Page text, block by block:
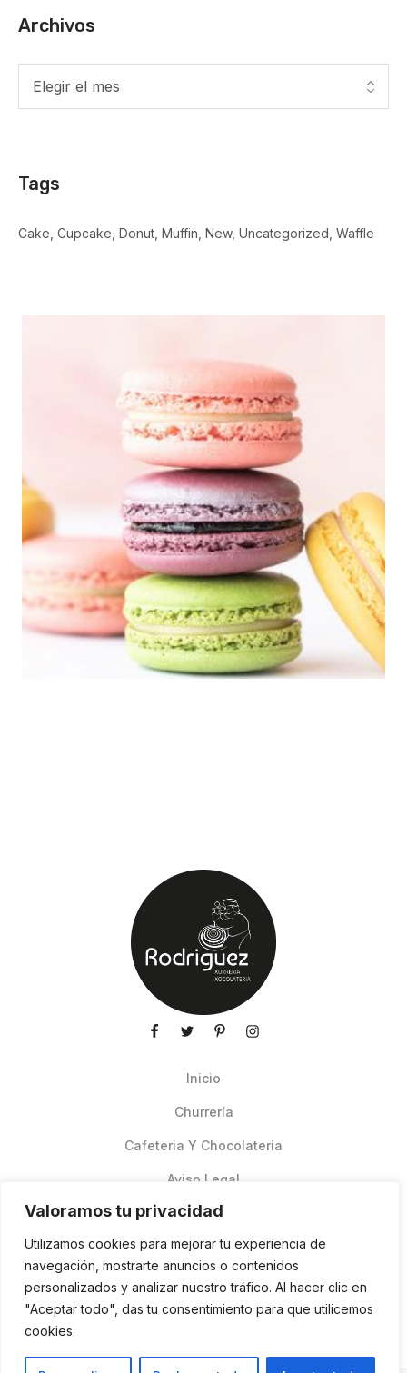
Valoramos tu privacidad
Utilizamos cookies para mejorar tu experiencia de
navegación, mostrarte anuncios o contenidos
personalizados y analizar nuestro tráfico. Al hacer clic en
"Aceptar todo", das tu consentimiento para que utilicemos
cookies.
Archivos
Tags
Cake Cupcake Donut Muffin New Uncategorized Waffle
Inicio
Churrería
Cafeteria Y Chocolateria
Aviso Legal
Pedidos Online Glovo
Contacto